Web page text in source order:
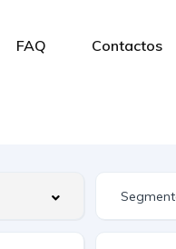
FAQ Contactos